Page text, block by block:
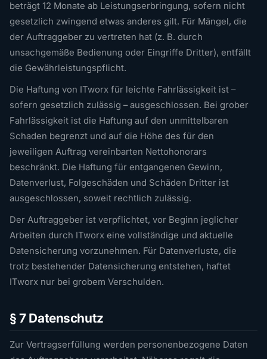
beträgt 12 Monate ab Leistungserbringung, sofern nicht
gesetzlich zwingend etwas anderes gilt. Für Mängel, die
der Auftraggeber zu vertreten hat (z. B. durch
unsachgemäße Bedienung oder Eingriffe Dritter), entfällt
die Gewährleistungspflicht.
Die Haftung von ITworx für leichte Fahrlässigkeit ist –
sofern gesetzlich zulässig – ausgeschlossen. Bei grober
Fahrlässigkeit ist die Haftung auf den unmittelbaren
Schaden begrenzt und auf die Höhe des für den
jeweiligen Auftrag vereinbarten Nettohonorars
beschränkt. Die Haftung für entgangenen Gewinn,
Datenverlust, Folgeschäden und Schäden Dritter ist
ausgeschlossen, soweit rechtlich zulässig.
Der Auftraggeber ist verpflichtet, vor Beginn jeglicher
Arbeiten durch ITworx eine vollständige und aktuelle
Datensicherung vorzunehmen. Für Datenverluste, die
trotz bestehender Datensicherung entstehen, haftet
ITworx nur bei grobem Verschulden.
§ 7 Datenschutz
Zur Vertragserfüllung werden personenbezogene Daten